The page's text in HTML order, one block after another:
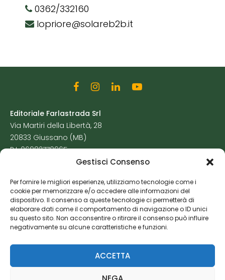
Gestisci Consenso
Per fornire le migliori esperienze, utilizziamo tecnologie come i
cookie per memorizzare e/o accedere alle informazioni del
dispositivo. Il consenso a queste tecnologie ci permetterà di
elaborare dati come il comportamento di navigazione o ID unici
su questo sito. Non acconsentire o ritirare il consenso può influire
negativamente su alcune caratteristiche e funzioni.
ACCETTA
0362/332160
lopriore@solareb2b.it
Editoriale Farlastrada Srl
Via Martiri della Libertà, 28
20833 Giussano (MB)
P.I. 06982770965
Cookie Policy
Risorse Aggiuntive